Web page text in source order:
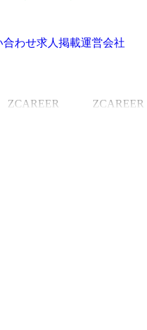
合わせ求人掲載運営会社
ZCAREER ZCAREER